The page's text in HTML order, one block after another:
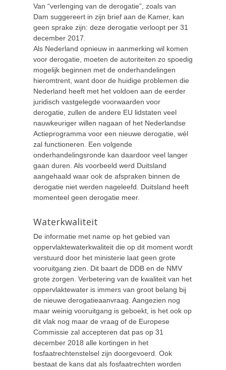
Van “verlenging van de derogatie”, zoals van
Dam suggereert in zijn brief aan de Kamer, kan
geen sprake zijn: deze derogatie verloopt per 31
december 2017.
Als Nederland opnieuw in aanmerking wil komen
voor derogatie, moeten de autoriteiten zo spoedig
mogelijk beginnen met de onderhandelingen
hieromtrent, want door de huidige problemen die
Nederland heeft met het voldoen aan de eerder
juridisch vastgelegde voorwaarden voor
derogatie, zullen de andere EU lidstaten veel
nauwkeuriger willen nagaan of het Nederlandse
Actieprogramma voor een nieuwe derogatie, wél
zal functioneren. Een volgende
onderhandelingsronde kan daardoor veel langer
gaan duren. Als voorbeeld werd Duitsland
aangehaald waar ook de afspraken binnen de
derogatie niet werden nageleefd. Duitsland heeft
momenteel geen derogatie meer.
Waterkwaliteit
De informatie met name op het gebied van
oppervlaktewaterkwaliteit die op dit moment wordt
verstuurd door het ministerie laat geen grote
vooruitgang zien. Dit baart de DDB en de NMV
grote zorgen. Verbetering van de kwaliteit van het
oppervlaktewater is immers van groot belang bij
de nieuwe derogatieaanvraag. Aangezien nog
maar weinig vooruitgang is geboekt, is het ook op
dit vlak nog maar de vraag of de Europese
Commissie zal accepteren dat pas op 31
december 2018 alle kortingen in het
fosfaatrechtenstelsel zijn doorgevoerd. Ook
bestaat de kans dat als fosfaatrechten worden